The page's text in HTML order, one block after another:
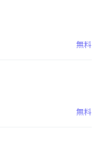
無料
無料